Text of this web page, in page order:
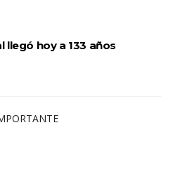
llegó hoy a 133 años